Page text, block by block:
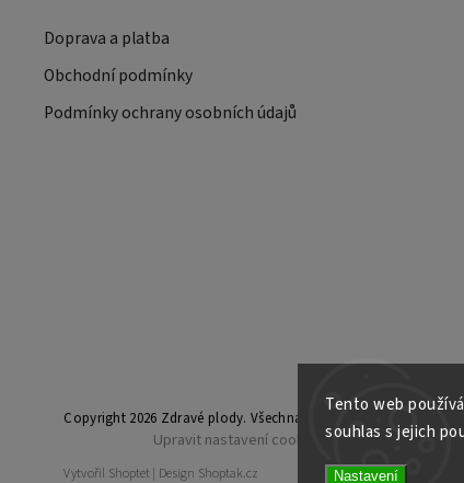
Tento web
souhlas s jejich
Nastavení
Doprava a platba
Obchodní podmínky
Podmínky ochrany osobních údajů
Copyright 2026 Zdravé plody. Všechna práva vyhrazena.
Upravit nastavení cookies
Vytvořil Shoptet | Design Shoptak.cz